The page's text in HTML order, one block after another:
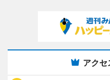
アクセ